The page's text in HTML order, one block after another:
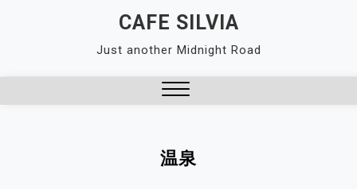
CAFE SILVIA
Just another Midnight Road
温泉